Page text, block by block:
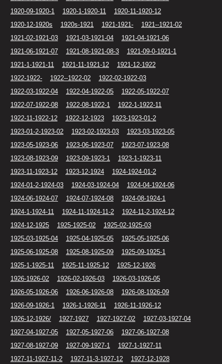
1920-09-1920-1
1920-1-1920-11
1920-11-1920-12
1920-12-1920s
1920s-1921 1921-1921-
1921--1921-02
1921-02-1921-03
1921-03-1921-04
1921-04-1921-06
1921-06-1921-07
1921-08-1921-08-3
1921-09-0-1921-1
1921-1-1921-11
1921-11-1921-12
1921-12-1922
1922-1922-
1922--1922-02
1922-02-1922-03
1922-03-1922-04
1922-04-1922-05
1922-05-1922-07
1922-07-1922-08
1922-08-1922-1
1922-1-1922-11
1922-11-1922-12
1922-12-1923
1923-1923-01-2
1923-01-2-1923-02
1923-02-1923-03
1923-03-1923-05
1923-05-1923-06
1923-06-1923-07
1923-07-1923-08
1923-08-1923-09
1923-09-1923-1
1923-1-1923-11
1923-11-1923-12
1923-12-1924
1924-1924-01-2
1924-01-2-1924-03
1924-03-1924-04
1924-04-1924-06
1924-06-1924-07
1924-07-1924-08
1924-08-1924-1
1924-1-1924-11
1924-11-1924-11-2
1924-11-2-1924-12
1924-12-1925
1925-1925-02
1925-02-1925-03
1925-03-1925-04
1925-04-1925-05
1925-05-1925-06
1925-06-1925-08
1925-08-1925-09
1925-09-1925-1
1925-1-1925-11
1925-11-1925-12
1925-12-1926
1926-1926-02
1926-02-1926-03
1926-03-1926-05
1926-05-1926-06
1926-06-1926-08
1926-08-1926-09
1926-09-1926-1
1926-1-1926-11
1926-11-1926-12
1926-12-1926/
1927-1927 1927-1927-02
1927-03-1927-04
1927-04-1927-05
1927-05-1927-06
1927-06-1927-08
1927-08-1927-09
1927-09-1927-1
1927-1-1927-11
1927-11-1927-11-2
1927-11-3-1927-12 1927-12-1928